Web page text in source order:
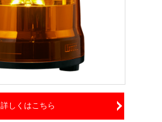
詳しくはこちら